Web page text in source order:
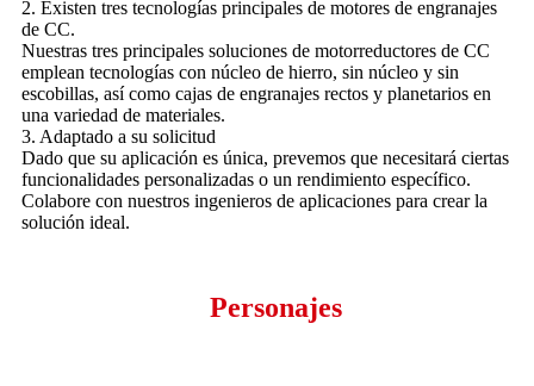
2. Existen tres tecnologías principales de motores de engranajes
de CC.
Nuestras tres principales soluciones de motorreductores de CC
emplean tecnologías con núcleo de hierro, sin núcleo y sin
escobillas, así como cajas de engranajes rectos y planetarios en
una variedad de materiales.
3. Adaptado a su solicitud
Dado que su aplicación es única, prevemos que necesitará ciertas
funcionalidades personalizadas o un rendimiento específico.
Colabore con nuestros ingenieros de aplicaciones para crear la
solución ideal.
Personajes